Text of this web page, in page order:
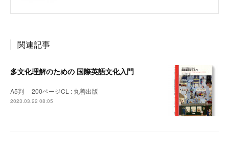
関連記事
多文化理解のための 国際英語文化入門
A5判 200ページCL : 丸善出版
2023.03.22 08:05